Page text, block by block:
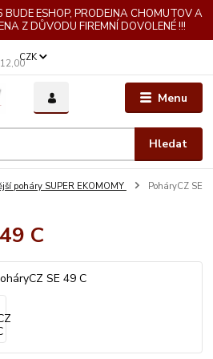
ESHOP, PRODEJNA CHOMUTOV A
Z DŮVODU FIREMNÍ DOVOLENÉ !!!
Menu
CZK
Hledat
poháry SUPER EKOMOMY
PoháryCZ SE
C